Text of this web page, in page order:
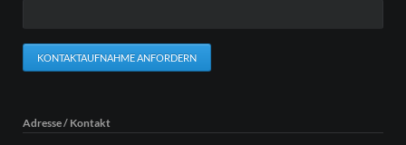
KONTAKTAUFNAHME ANFORDERN
Adresse / Kontakt